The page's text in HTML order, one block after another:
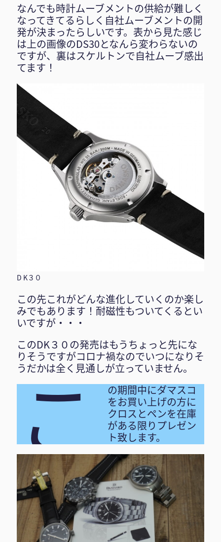
なんでも時計ムーブメントの供給が難しく
なってきてるらしく自社ムーブメントの開
発が決まったらしいです。表から見た感じ
は上の画像のDS30となんら変わらないの
ですが、裏はスケルトンで自社ムーブ感出
てます！
D K３０
この先これがどんな進化していくのか楽し
みでもあります！耐磁性もついてくるとい
いですが・・・
このDK３０の発売はもうちょっと先にな
りそうですがコロナ禍なのでいつになりそ
うだかは全く見通しが立っていません。
こ
の期間中にダマスコ
をお買い上げの方に
クロスとペンを在庫
がある限りプレゼン
ト致します。